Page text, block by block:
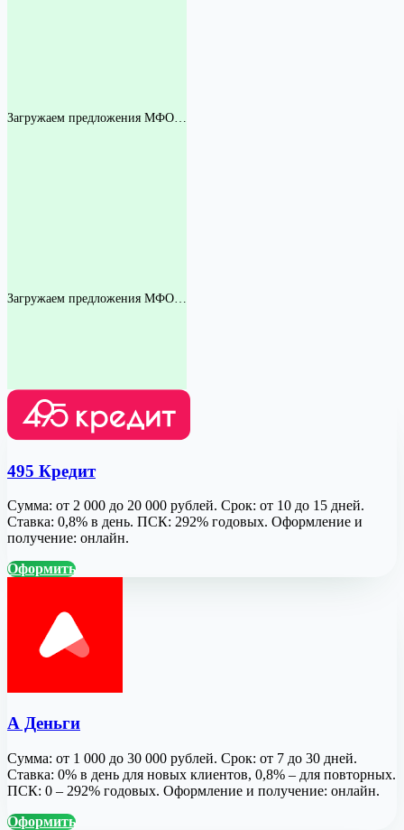
Загружаем предложения МФО…
Загружаем предложения МФО…
495 Кредит
Сумма: от 2 000 до 20 000 рублей. Срок: от 10 до 15 дней.
Ставка: 0,8% в день. ПСК: 292% годовых. Оформление и
получение: онлайн.
Оформить
А Деньги
Сумма: от 1 000 до 30 000 рублей. Срок: от 7 до 30 дней.
Ставка: 0% в день для новых клиентов, 0,8% – для повторных.
ПСК: 0 – 292% годовых. Оформление и получение: онлайн.
Оформить